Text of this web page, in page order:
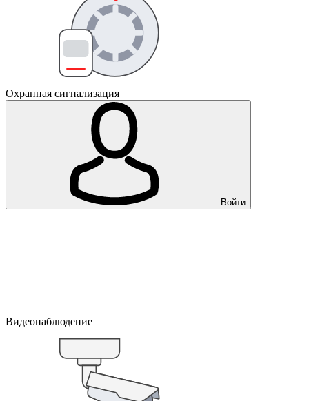
Охранная сигнализация
Войти
Видеонаблюдение